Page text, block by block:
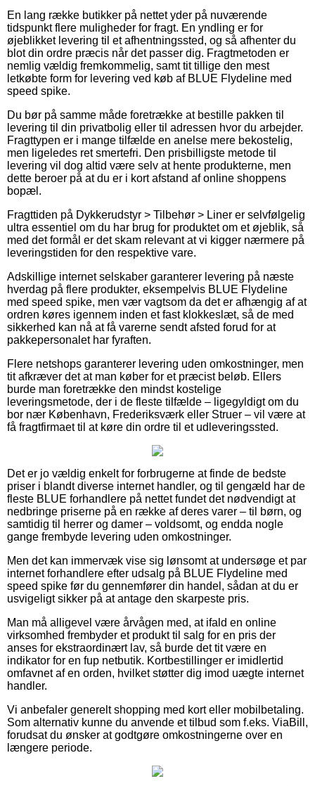
En lang række butikker på nettet yder på nuværende
tidspunkt flere muligheder for fragt. En yndling er for
øjeblikket levering til et afhentningssted, og så afhenter du
blot din ordre præcis når det passer dig. Fragtmetoden er
nemlig vældig fremkommelig, samt tit tillige den mest
letkøbte form for levering ved køb af BLUE Flydeline med
speed spike.
Du bør på samme måde foretrække at bestille pakken til
levering til din privatbolig eller til adressen hvor du arbejder.
Fragttypen er i mange tilfælde en anelse mere bekostelig,
men ligeledes ret smertefri. Den prisbilligste metode til
levering vil dog altid være selv at hente produkterne, men
dette beroer på at du er i kort afstand af online shoppens
bopæl.
Fragttiden på Dykkerudstyr > Tilbehør > Liner er selvfølgelig
ultra essentiel om du har brug for produktet om et øjeblik, så
med det formål er det skam relevant at vi kigger nærmere på
leveringstiden for den respektive vare.
Adskillige internet selskaber garanterer levering på næste
hverdag på flere produkter, eksempelvis BLUE Flydeline
med speed spike, men vær vagtsom da det er afhængig af at
ordren køres igennem inden et fast klokkeslæt, så de med
sikkerhed kan nå at få varerne sendt afsted forud for at
pakkepersonalet har fyraften.
Flere netshops garanterer levering uden omkostninger, men
tit afkræver det at man køber for et præcist beløb. Ellers
burde man foretrække den mindst kostelige
leveringsmetode, der i de fleste tilfælde – ligegyldigt om du
bor nær København, Frederiksværk eller Struer – vil være at
få fragtfirmaet til at køre din ordre til et udleveringssted.
Det er jo vældig enkelt for forbrugerne at finde de bedste
priser i blandt diverse internet handler, og til gengæld har de
fleste BLUE forhandlere på nettet fundet det nødvendigt at
nedbringe priserne på en række af deres varer – til børn, og
samtidig til herrer og damer – voldsomt, og endda nogle
gange frembyde levering uden omkostninger.
Men det kan immervæk vise sig lønsomt at undersøge et par
internet forhandlere efter udsalg på BLUE Flydeline med
speed spike før du gennemfører din handel, sådan at du er
usvigeligt sikker på at antage den skarpeste pris.
Man må alligevel være årvågen med, at ifald en online
virksomhed frembyder et produkt til salg for en pris der
anses for ekstraordinært lav, så burde det tit være en
indikator for en fup netbutik. Kortbestillinger er imidlertid
omfavnet af en orden, hvilket støtter dig imod uægte internet
handler.
Vi anbefaler generelt shopping med kort eller mobilbetaling.
Som alternativ kunne du anvende et tilbud som f.eks. ViaBill,
forudsat du ønsker at godtgøre omkostningerne over en
længere periode.